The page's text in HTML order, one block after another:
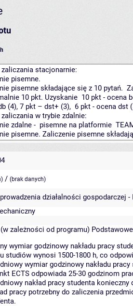
/ (brak danych)
działalności gospodarczej -
zależności od programu)
wymiar godzinowy nakładu pracy
studiów wynosi 1500-1800 h, co
wymiar godzinowy nakładu
ECTS odpowiada 25-30 godzinom
nakład pracy studenta
pracy potrzebny do zaliczenia